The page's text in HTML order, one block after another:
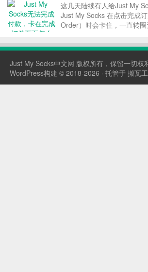
这几天陆续有人给Just My
Just My Socks 在点击完成
Order）时会卡住，一直转
的 $hadow$ocks 服务。本
Just My Socks中文网 版权所有，保留一切权
WordPress构建 © 2018-2026 · 托管于 搬瓦工